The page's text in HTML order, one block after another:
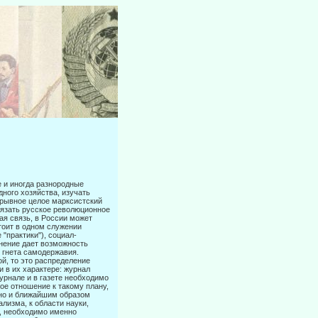
иногда разнородные
хозяйства, изучать
целое марксистский
русское революционное
связь, в России может
в одном служении
социал-
дает возможность
само­державия.
то это распределение
в их характере: журнал
и в газете не­обходимо
отношение к такому плану,
и ближайшим образом
к области науки,
необходимо именно